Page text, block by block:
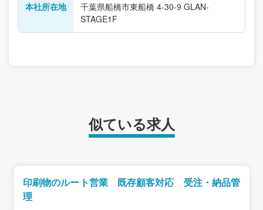
本社所在地
千葉県船橋市東船橋 4-30-9 GLAN-
STAGE1F
似ている求人
印刷物のルート営業 既存顧客対応 受注・納品管
理